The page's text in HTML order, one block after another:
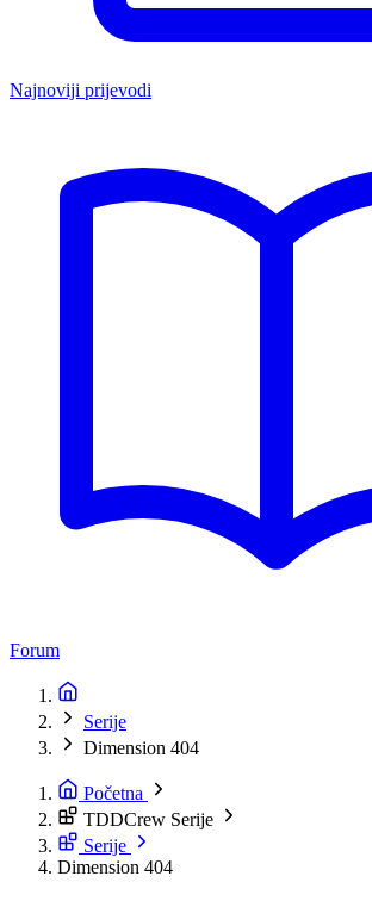
Najnoviji prijevodi
Forum
Serije
Dimension 404
Početna
TDDCrew Serije
Serije
Dimension 404